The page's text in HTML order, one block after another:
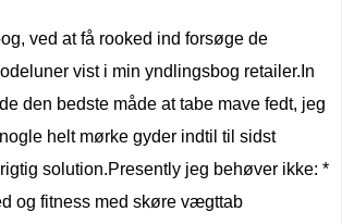
ved at få rooked ind forsøge de
vist i min yndlingsbog retailer.In
den bedste måde at tabe mave fedt, jeg
helt mørke gyder indtil til sidst
solution.Presently jeg behøver ikke: *
og fitness med skøre vægttab